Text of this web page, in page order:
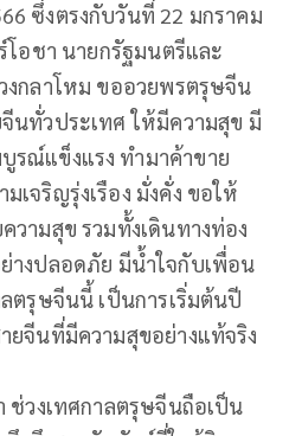
ซึ่งตรงกับวันที่ 22 มกราคม
อชา นายกรัฐมนตรีและ
งกลาโหม ขออวยพรตรุษจีน
นทั่วประเทศ ให้มีความสุข มี
ณ์แข็งแรง ทำมาค้าขาย
เจริญรุ่งเรือง มั่งคั่ง ขอให้
วามสุข รวมทั้งเดินทางท่อง
างปลอดภัย มีน้ำใจกับเพื่อน
ตรุษจีนนี้ เป็นการเริ่มต้นปี
ยจีนที่มีความสุขอย่างแท้จริง
ช่วงเทศกาลตรุษจีนถือเป็น